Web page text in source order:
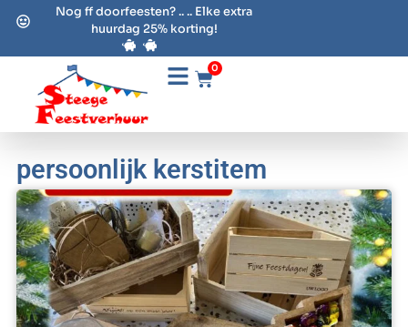
Nog ff doorfeesten? .. .. Elke extra
huurdag 25% korting!
0
persoonlijk kerstitem